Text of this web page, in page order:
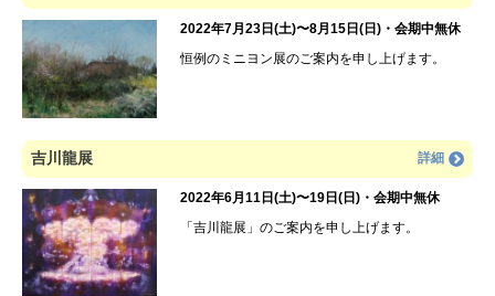
2022年7月23日(土)〜8月15日(日)・会期中無休
恒例のミニヨン展のご案内を申し上げます。
吉川龍展 詳細
2022年6月11日(土)〜19日(日)・会期中無休
「吉川龍展」のご案内を申し上げます。